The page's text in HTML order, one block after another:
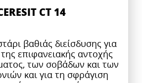
CT 14
βαθιάς διείσδυσης για
επιφανειακής αντοχής
των σοβάδων και των
και για τη σφράγιση